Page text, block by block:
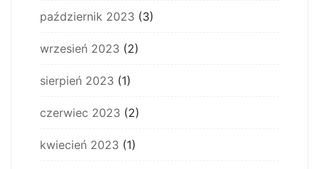
październik 2023 (3)
wrzesień 2023 (2)
sierpień 2023 (1)
czerwiec 2023 (2)
kwiecień 2023 (1)